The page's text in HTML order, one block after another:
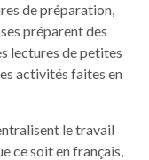
de préparation,
préparent des
lectures de petites
activités faites en
le travail
ce soit en français,